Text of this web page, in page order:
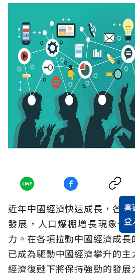
喜
登
近年中國經濟快速成長，各
發展，人口爆棚增長現象也
力。在各項拉動中國經濟成
已成為驅動中國經濟攀升的
經濟復甦下將保持強勁的發展